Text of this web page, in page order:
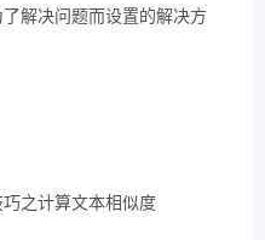
解决问题而设置的解决方
之计算文本相似度